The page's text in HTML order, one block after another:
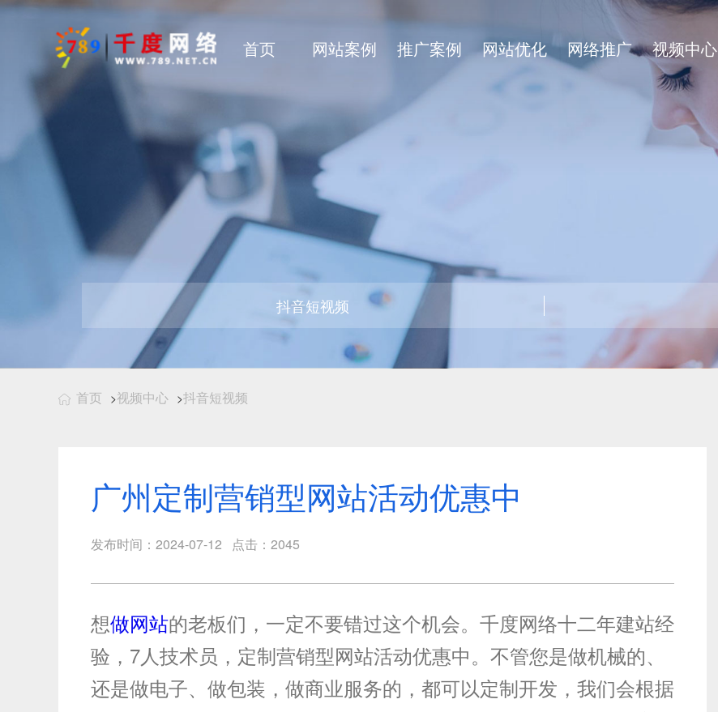
首页 网站案例 推广案例 网站优化 网络推广 视频中心
抖音短视频
首页 >视频中心 >抖音短视频
广州定制营销型网站活动优惠中
发布时间：2024-07-12 点击：2045
想做网站的老板们，一定不要错过这个机会。千度网络十二年建站经
验，7人技术员，定制营销型网站活动优惠中。不管您是做机械的、
还是做电子、做包装，做商业服务的，都可以定制开发，我们会根据